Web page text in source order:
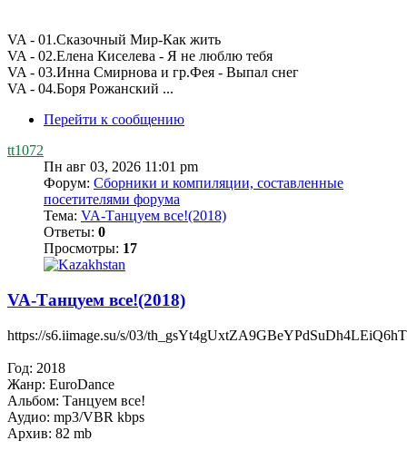
VA - 01.Сказочный Мир-Как жить
VA - 02.Елена Киселева - Я не люблю тебя
VA - 03.Инна Смирнова и гр.Фея - Выпал снег
VA - 04.Боря Рожанский ...
Перейти к сообщению
tt1072
Пн авг 03, 2026 11:01 pm
Форум: Сборники и компиляции, составленные
посетителями форума
Тема: VA-Танцуем все!(2018)
Ответы: 0
Просмотры: 17
VA-Танцуем все!(2018)
https://s6.iimage.su/s/03/
Год: 2018
Жанр: EuroDance
Альбом: Танцуем все!
Аудио: mp3/VBR kbps
Архив: 82 mb